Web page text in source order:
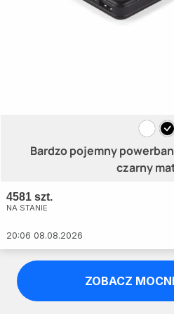
Bardzo pojemny
czarny
4581 szt.
NA STANIE
20:06 08.08.2026
ZOBACZ